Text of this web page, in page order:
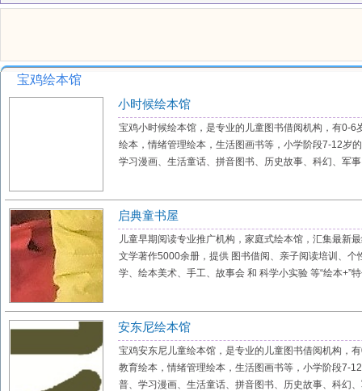
宝鸡绘本馆
小时候绘本馆
宝鸡小时候绘本馆，是专业的儿童图书借阅机构，有0-6
绘本，情绪管理绘本，生活图画书等，小学阶段7-12岁
学习漫画、生活童话、拼音图书、历史故事、科幻、军
启典童书屋
儿童早期阅读专业推广机构，家庭式绘本馆，汇集最新
文学著作5000余册，提供 图书借阅、亲子阅读培训、个
学、绘本美术、手工、故事会 和 科学小实验 等“绘本+”
安东尼绘本馆
宝鸡安东尼儿童绘本馆，是专业的儿童图书借阅机构，
教育绘本，情绪管理绘本，生活图画书等，小学阶段7-
普、学习漫画、生活童话、拼音图书、历史故事、科幻